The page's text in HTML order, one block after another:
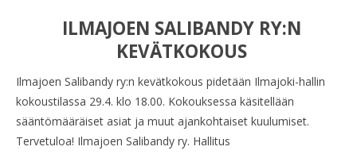
ILMAJOEN SALIBANDY RY:N
KEVÄTKOKOUS
Ilmajoen Salibandy ry:n kevätkokous pidetään Ilmajoki-hallin
kokoustilassa 29.4. klo 18.00. Kokouksessa käsitellään
sääntömääräiset asiat ja muut ajankohtaiset kuulumiset.
Tervetuloa! Ilmajoen Salibandy ry. Hallitus